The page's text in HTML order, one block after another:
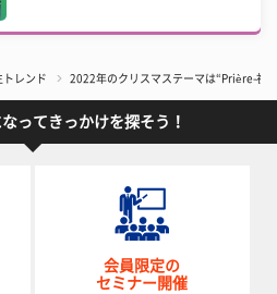
トレンド 2022年のクリスマステーマは“Prière-
ってきっかけを探そう！
会員限定の
セミナー開催